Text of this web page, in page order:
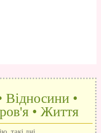
•
• Життя